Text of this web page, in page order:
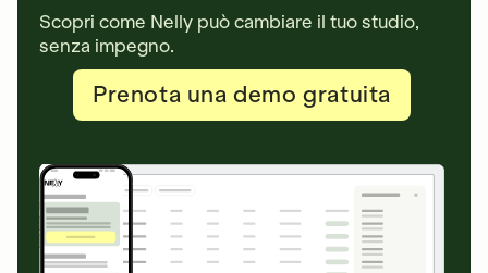
Scopri come Nelly può cambiare il tuo studio,
senza impegno.
Prenota una demo gratuita